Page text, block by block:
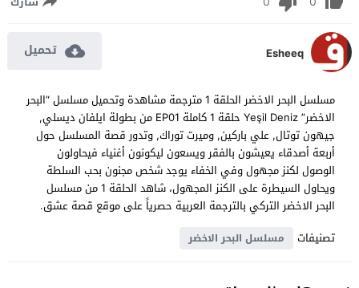
Esheeq تحميل
مسلسل البحر الاخضر الحلقة 1 مترجمة مشاهدة وتحميل مسلسل “البحر
الاخضر” Yeşil Deniz حلقة 1 كاملة EP01 من بطولة ايلفان ديسلي,
جيهون توتال, علي باركين, وميرت توراك, وتدور قصة المسلسل حول
أربعة أصدقاء يعيشون بالفقر ويسعون ليكونون أغنياء فيحاولون
الوصول لكنز مجهول وفي الخفاء يوجد شخص مجنون بحب السلطة
ويحاول السيطرة على الكنز المجهول، شاهد الحلقة 1 من مسلسل
البحر الاخضر التركي بالترجمة العربية حصرياً على موقع قصة عشق.
تصنيفات
مسلسل البحر الاخضر